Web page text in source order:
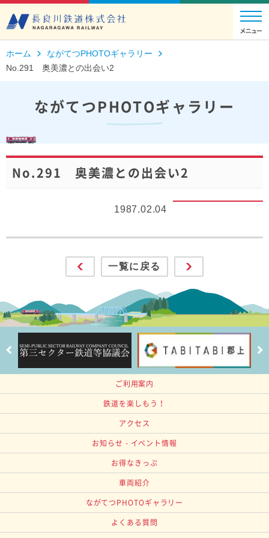
ホーム
ながてつPHOTOギャラリー
No.291 奥美濃との出会い2
ながてつPHOTOギャラリー
No.291 奥美濃との出会い2
1987.02.04
一覧に戻る
ご利用案内
鉄道を楽しもう！
アクセス
お知らせ・イベント情報
お得なきっぷ
車両紹介
ながてつPHOTOギャラリー
よくある質問